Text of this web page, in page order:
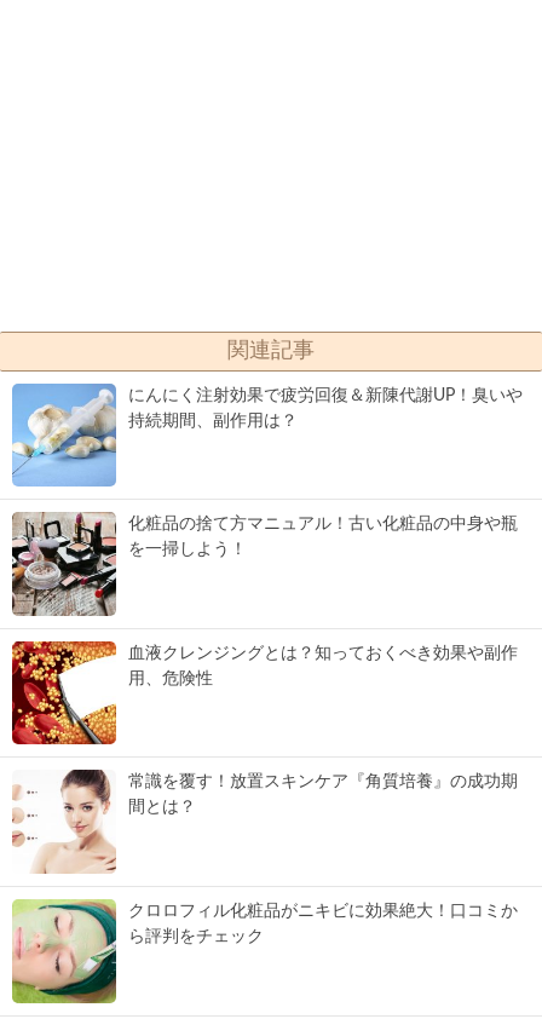
関連記事
にんにく注射効果で疲労回復＆新陳代謝UP！臭いや
持続期間、副作用は？
化粧品の捨て方マニュアル！古い化粧品の中身や瓶
を一掃しよう！
血液クレンジングとは？知っておくべき効果や副作
用、危険性
常識を覆す！放置スキンケア『角質培養』の成功期
間とは？
クロロフィル化粧品がニキビに効果絶大！口コミか
ら評判をチェック